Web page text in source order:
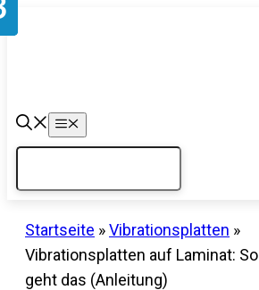
Menü
Startseite »Vibrationsplatten »
Vibrationsplatten auf Laminat: So
geht das (Anleitung)